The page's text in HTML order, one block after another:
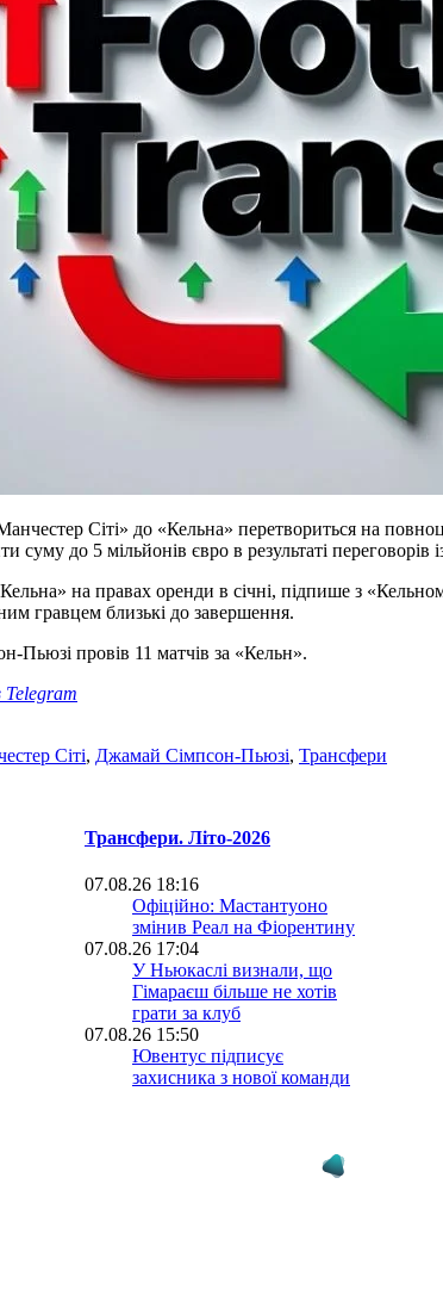
Сіті» до «Кельна» перетвориться на
суму до 5 мільйонів євро в результаті переговорів
на правах оренди в січні, підпише з
гравцем близькі до завершення.
провів 11 матчів за «Кельн».
Telegram
Сіті, Джамай Сімпсон-Пьюзі, Трансфери
Трансфери. Літо-2026
07.08.26 18:16
Офіційно: Мастантуоно
змінив Реал на Фіорентину
07.08.26 17:04
У Ньюкаслі визнали, що
Гімараєш більше не хотів
грати за клуб
07.08.26 15:50
Ювентус підписує
захисника з нової команди
пропозицію Барси по Родрі